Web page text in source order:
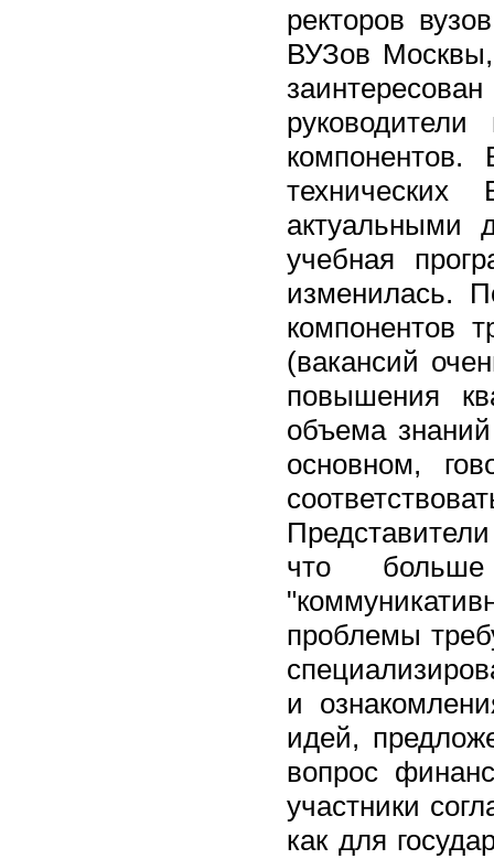
ректоров
ВУЗов Москвы,
актуальными
учебная
изменилась.
компонентов
(вакансий
повышения
объема
основном,
что
проблемы
и
идей,
вопрос
участники
как для